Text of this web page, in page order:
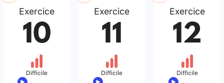
Exercice
10
Difficile
Exercice
11
Difficile
Exercice
12
Difficile